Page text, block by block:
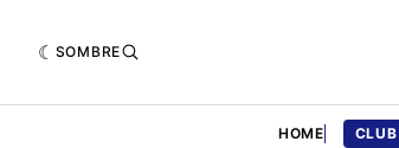
SOMBRE
HOME CLUB